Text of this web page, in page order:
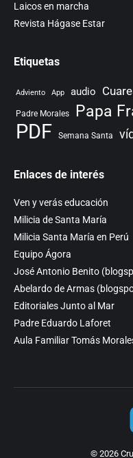
Laicos en marcha
Revista Hágase Estar
Etiquetas
Adviento App audio
Padre Morales Papa
PDF Semana Santa
Enlaces de interés
Ven y verás educación
Milicia de Santa María
Milicia Santa María en Perú
Equipo Ágora
José Antonio Benito
Abelardo de Armas
Editoriales Junto al Mar
Padre Eduardo Laforet
Aula Familiar Tomás
© 2026